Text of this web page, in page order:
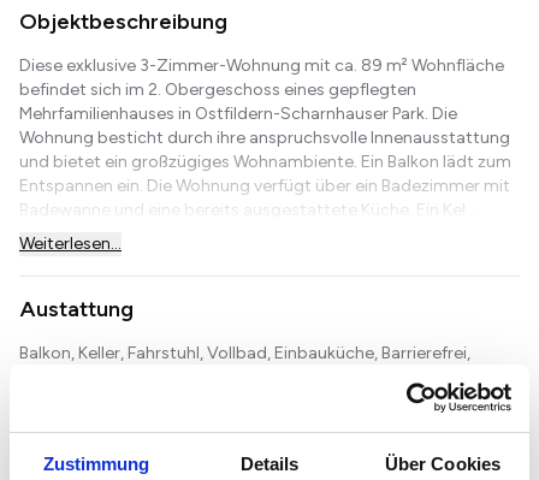
Zustimmung Details Über Cookies
Objektbeschreibung
Diese exklusive 3-Zimmer-Wohnung mit ca. 89 m² Wohnfläche
befindet sich im 2. Obergeschoss eines gepflegten
Mehrfamilienhauses in Ostfildern-Scharnhauser Park. Die
Wohnung besticht durch ihre anspruchsvolle Innenausstattung
und bietet ein großzügiges Wohnambiente. Ein Balkon lädt zum
Entspannen ein. Die Wohnung verfügt über ein Badezimmer mit
Badewanne und eine bereits ausgestattete Küche. Ein Kel...
Weiterlesen...
Austattung
Balkon, Keller, Fahrstuhl, Vollbad, Einbauküche, Barrierefrei,